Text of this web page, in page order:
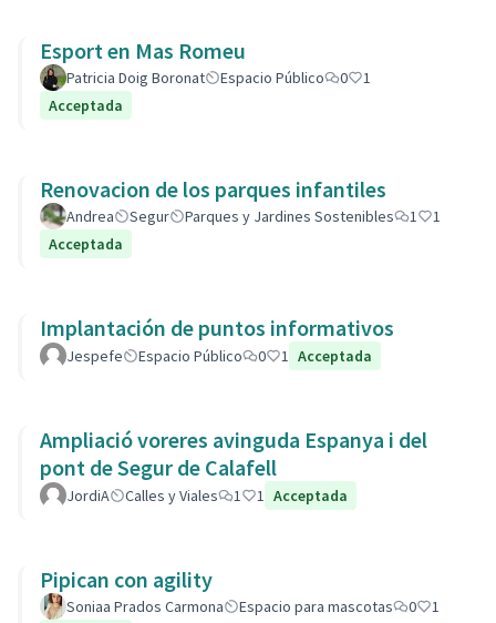
Esport en Mas Romeu
Patricia Doig Boronat Espacio Público 0
1
Acceptada
Renovacion de los parques infantiles
Andrea Segur Parques y Jardines Sostenibles 1
1
Acceptada
Implantación de puntos informativos
Jespefe Espacio Público 0 1 Acceptada
Ampliació voreres avinguda Espanya i del
pont de Segur de Calafell
JordiA Calles y Viales 1 1 Acceptada
Pipican con agility
Soniaa Prados Carmona Espacio para mascotas 0
1